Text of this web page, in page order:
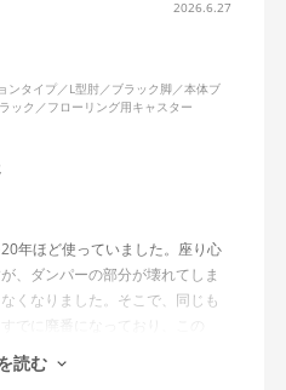
2026.6.27
タイプ／L型肘／ブラック脚／本体ブ
ック／フローリング用キャスター
年ほど使っていました。座り心
、ダンパーの部分が壊れてしま
くなりました。そこで、同じも
でに廃番になっており、この
の椅子ですが、使っているうち
ます。フローリング床で使って
読む